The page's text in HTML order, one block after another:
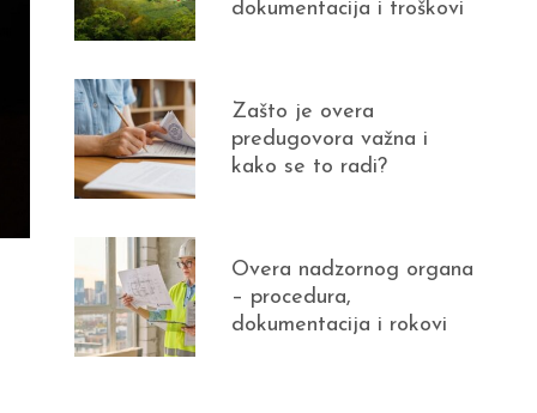
dokumentacija i troškovi
Zašto je overa
predugovora važna i
kako se to radi?
Overa nadzornog organa
– procedura,
dokumentacija i rokovi